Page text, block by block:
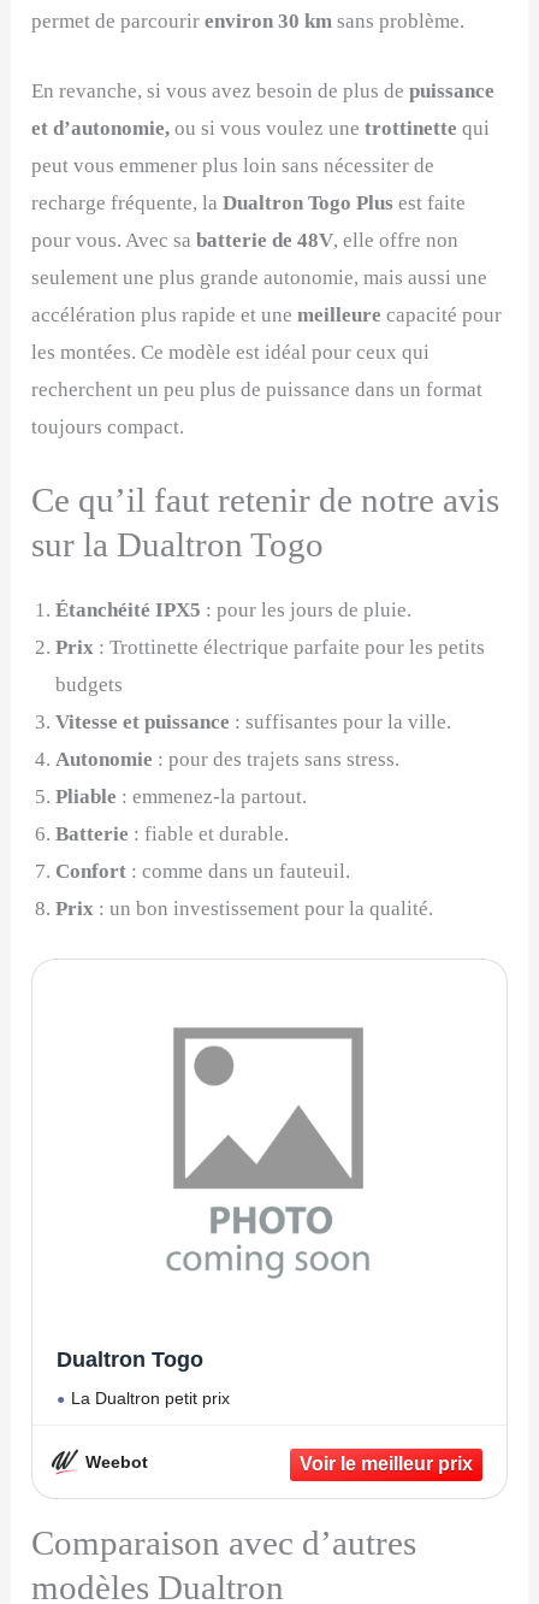
permet de parcourirenviron 30 km sans problème.
En revanche, si vous avez besoin de plus depuissance
et d’autonomie, ou si vous voulez unetrottinettequi
peut vous emmener plus loin sans nécessiter de
recharge fréquente, laDualtron Togo Plus est faite
pour vous. Avec sabatterie de 48V, elle offre non
seulement une plus grande autonomie, mais aussi une
accélération plus rapide et unemeilleurecapacité pour
les montées. Ce modèle est idéal pour ceux qui
recherchent un peu plus de puissance dans un format
toujours compact.
Ce qu’il faut retenir de notre avis
sur la Dualtron Togo
Étanchéité IPX5 : pour les jours de pluie.
Prix : Trottinette électrique parfaite pour les petits
budgets
Vitesse et puissance : suffisantes pour la ville.
Autonomie : pour des trajets sans stress.
Pliable : emmenez-la partout.
Batterie : fiable et durable.
Confort : comme dans un fauteuil.
Prix : un bon investissement pour la qualité.
Dualtron Togo
La Dualtron petit prix
Weebot
Comparaison avec d’autres
modèles Dualtron